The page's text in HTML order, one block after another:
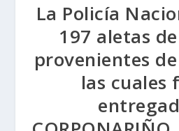
La Policía
197 aletas
provenientes
las cuales